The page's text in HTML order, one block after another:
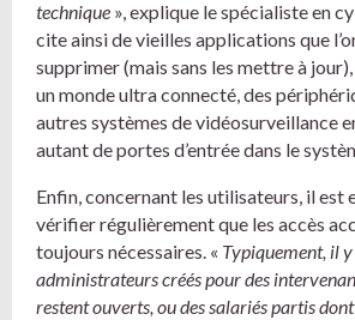
technique », explique le spécialiste en
cite ainsi de vieilles applications que
supprimer (mais sans les mettre à
un monde ultra connecté, des
autres systèmes de vidéosurveillance
autant de portes d’entrée dans le
Enfin, concernant les utilisateurs, il est
vérifier régulièrement que les accès
toujours nécessaires. « Typiquement, il
administrateurs créés pour des
restent ouverts, ou des salariés partis